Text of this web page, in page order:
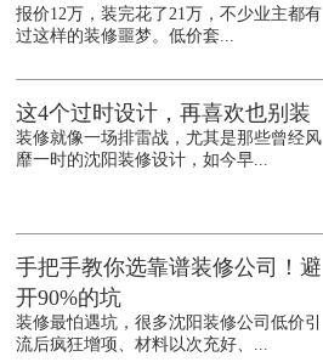
报价12万，装完花了21万，不少业主都有
过这样的装修噩梦。低价套...
这4个过时设计，再喜欢也别装
装修就像一场排雷战，尤其是那些曾经风
靡一时的沈阳装修设计，如今早...
手把手教你选靠谱装修公司！避
开90%的坑
装修最怕遇坑，很多沈阳装修公司低价引
流后疯狂增项、材料以次充好、...